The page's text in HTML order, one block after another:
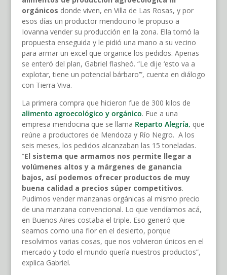
orgánicos donde viven, en Villa de Las Rosas, y por
esos días un productor mendocino le propuso a
Iovanna vender su producción en la zona. Ella tomó la
propuesta enseguida y le pidió una mano a su vecino
para armar un excel que organice los pedidos. Apenas
se enteró del plan, Gabriel flasheó. “Le dije ‘esto va a
explotar, tiene un potencial bárbaro’”, cuenta en diálogo
con Tierra Viva.
La primera compra que hicieron fue de 300 kilos de
alimento agroecológico y orgánico. Fue a una
empresa mendocina que se llama Reparto Alegría, que
reúne a productores de Mendoza y Río Negro. A los
seis meses, los pedidos alcanzaban las 15 toneladas.
“El sistema que armamos nos permite llegar a
volúmenes altos y a márgenes de ganancia
bajos, así podemos ofrecer productos de muy
buena calidad a precios súper competitivos.
Pudimos vender manzanas orgánicas al mismo precio
de una manzana convencional. Lo que vendíamos acá,
en Buenos Aires costaba el triple. Eso generó que
seamos como una flor en el desierto, porque
resolvimos varias cosas, que nos volvieron únicos en el
mercado y todo el mundo quería nuestros productos”,
explica Gabriel.